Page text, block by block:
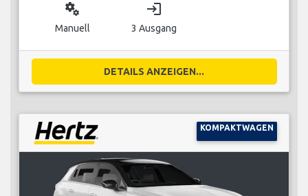
miscellaneous_services
Manuell
login
3 Ausgang
DETAILS ANZEIGEN...
KOMPAKTWAGEN